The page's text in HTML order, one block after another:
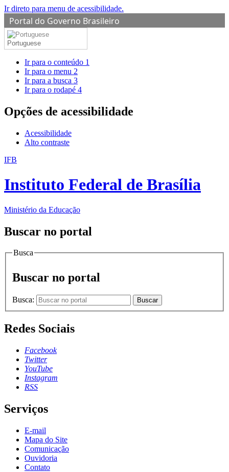
Ir direto para menu de acessibilidade.
Portal do Governo Brasileiro
Portuguese
Ir para o conteúdo 1
Ir para o menu 2
Ir para a busca 3
Ir para o rodapé 4
Opções de acessibilidade
Acessibilidade
Alto contraste
IFB
Instituto Federal de Brasília
Ministério da Educação
Buscar no portal
Busca
Buscar no portal
Busca: Buscar
Redes Sociais
Facebook
Twitter
YouTube
Instagram
RSS
Serviços
E-mail
Mapa do Site
Comunicação
Ouvidoria
Contato